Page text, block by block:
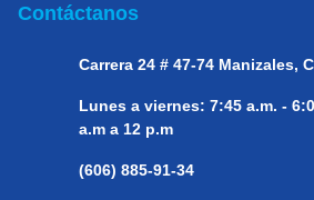
Contáctanos
Carrera 24 # 47-74 Manizales,
Lunes a viernes: 7:45 a.m. -
a.m a 12 p.m
(606) 885-91-34